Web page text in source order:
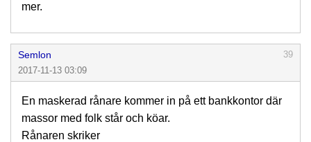
mer.
Semlon
39
2017-11-13 03:09
En maskerad rånare kommer in på ett bankkontor där
massor med folk står och köar.
Rånaren skriker